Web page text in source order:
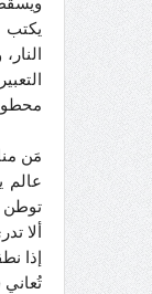
يكتب
مَن
عالم
توطن
ألا
إذا
تُعاني